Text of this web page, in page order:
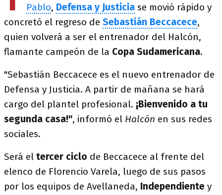
Pablo, Defensa y Justicia se movió rápido y
concretó el regreso de Sebastián Beccacece,
quien volverá a ser el entrenador del Halcón,
flamante campeón de la Copa Sudamericana.
"Sebastián Beccacece es el nuevo entrenador de
Defensa y Justicia. A partir de mañana se hará
cargo del plantel profesional. ¡Bienvenido a tu
segunda casa!", informó el Halcón en sus redes
sociales.
Será el tercer ciclo de Beccacece al frente del
elenco de Florencio Varela, luego de sus pasos
por los equipos de Avellaneda, Independiente y